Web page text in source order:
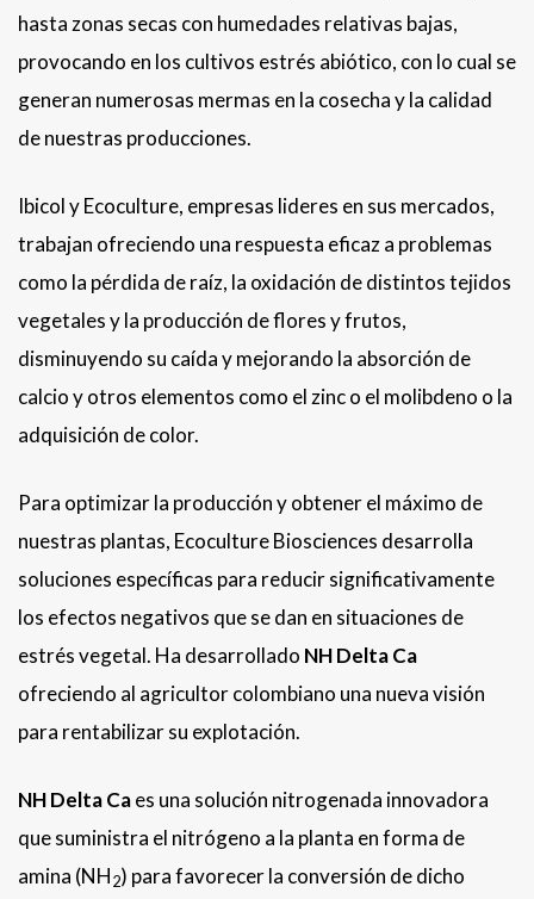
hasta zonas secas con humedades relativas bajas,
provocando en los cultivos estrés abiótico, con lo cual se
generan numerosas mermas en la cosecha y la calidad
de nuestras producciones.
Ibicol y Ecoculture, empresas lideres en sus mercados,
trabajan ofreciendo una respuesta eficaz a problemas
como la pérdida de raíz, la oxidación de distintos tejidos
vegetales y la producción de flores y frutos,
disminuyendo su caída y mejorando la absorción de
calcio y otros elementos como el zinc o el molibdeno o la
adquisición de color.
Para optimizar la producción y obtener el máximo de
nuestras plantas, Ecoculture Biosciences desarrolla
soluciones específicas para reducir significativamente
los efectos negativos que se dan en situaciones de
estrés vegetal. Ha desarrollado NH Delta Ca
ofreciendo al agricultor colombiano una nueva visión
para rentabilizar su explotación.
NH Delta Caes una solución nitrogenada innovadora
que suministra el nitrógeno a la planta en forma de
amina (NH2) para favorecer la conversión de dicho